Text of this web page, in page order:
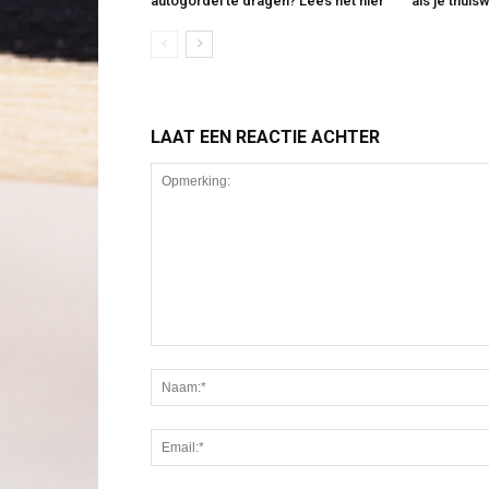
LAAT EEN REACTIE ACHTER